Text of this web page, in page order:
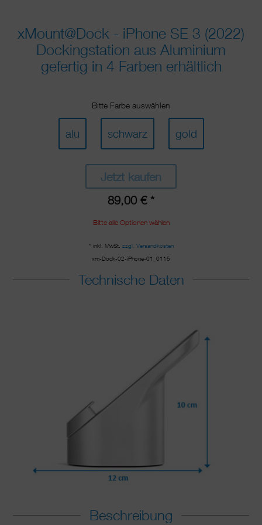
xMount@Dock - iPhone SE 3 (2022)
Dockingstation aus Aluminium
gefertig in 4 Farben erhältlich
Bitte Farbe auswählen
alu schwarz gold
Jetzt kaufen
89,00 € *
Bitte alle Optionen wählen
* inkl. MwSt. zzgl. Versandkosten
xm-Dock-02-iPhone-01_0115
Technische Daten
Beschreibung